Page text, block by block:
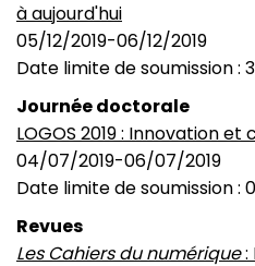
à aujourd'hui
05/12/2019-06/12/2019
Date limite de soumission :
Journée doctorale
LOGOS 2019 : Innovation
04/07/2019-06/07/2019
Date limite de soumission :
Revues
Les Cahiers du numérique: